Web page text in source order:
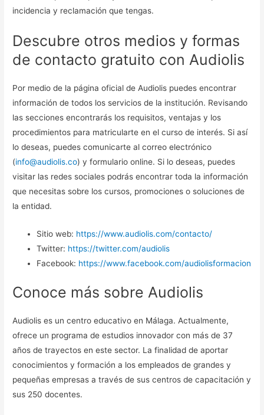
incidencia y reclamación que tengas.
Descubre otros medios y formas
de contacto gratuito con Audiolis
Por medio de la página oficial de Audiolis puedes encontrar
información de todos los servicios de la institución. Revisando
las secciones encontrarás los requisitos, ventajas y los
procedimientos para matricularte en el curso de interés. Si así
lo deseas, puedes comunicarte al correo electrónico
(info@audiolis.co) y formulario online. Si lo deseas, puedes
visitar las redes sociales podrás encontrar toda la información
que necesitas sobre los cursos, promociones o soluciones de
la entidad.
Sitio web: https://www.audiolis.com/contacto/
Twitter: https://twitter.com/audiolis
Facebook: https://www.facebook.com/audiolisformacion
Conoce más sobre Audiolis
Audiolis es un centro educativo en Málaga. Actualmente,
ofrece un programa de estudios innovador con más de 37
años de trayectos en este sector. La finalidad de aportar
conocimientos y formación a los empleados de grandes y
pequeñas empresas a través de sus centros de capacitación y
sus 250 docentes.